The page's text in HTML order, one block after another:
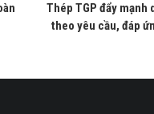
Thép TGP đẩy mạnh
theo yêu cầu, đáp